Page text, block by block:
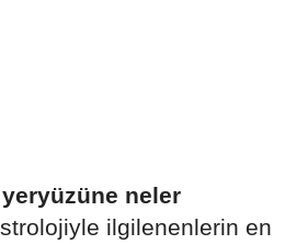
neler
ilgilenenlerin en